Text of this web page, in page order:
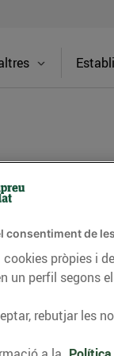
consells
del
CONSELLS I
consentiment de
pròpies i
un perfil segons
rebutjar les